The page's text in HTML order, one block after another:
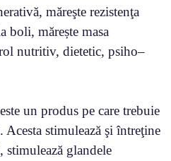
măreşte rezistenţa
boli, mărește masa
nutritiv, dietetic, psiho–
un produs pe care trebuie
stimulează şi întreţine
stimulează glandele